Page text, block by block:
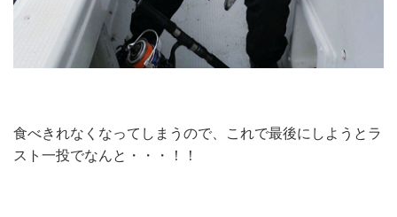
食べきれなくなってしまうので、これで最後にしようとラ
スト一投でなんと・・・！！